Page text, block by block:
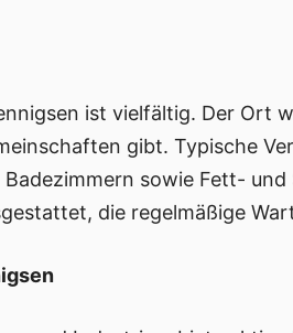
ist vielfältig. Der Ort
gibt. Typische
sowie Fett-
die regelmäßige